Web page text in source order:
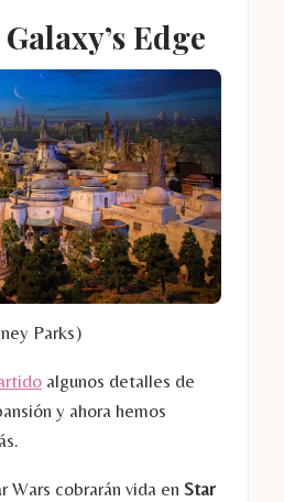
Edge
Parks)
algunos detalles de
y ahora hemos
Wars cobrarán vida en Star